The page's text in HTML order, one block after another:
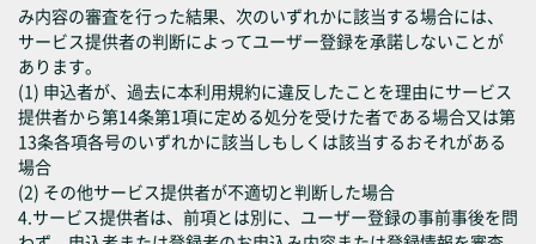
み内容の審査を行った結果、次のいずれかに該当する場合には、
サービス提供者の判断によってユーザー登録を承諾しないことが
あります。
(1) 申込者が、過去に本利用規約に違反したことを理由にサービス
提供者から第14条第1項に定める処分を受けた者である場合又は第
13条各項各号のいずれかに該当しもしくは該当するおそれがある
場合
(2) その他サービス提供者が不適切と判断した場合
4.サービス提供者は、前項とは別に、ユーザー登録の事前事後を問